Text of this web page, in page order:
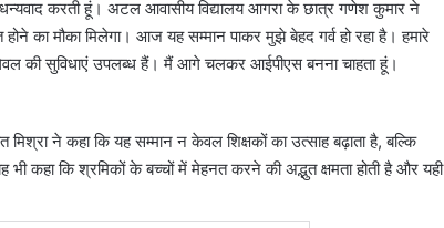
करती हूं। अटल आवासीय विद्यालय आगरा के छात्र गणेश कुमार ने
का मौका मिलेगा। आज यह सम्मान पाकर मुझे बेहद गर्व हो रहा है। हमारे
की सुविधाएं उपलब्ध हैं। मैं आगे चलकर आईपीएस बनना चाहता हूं।
ने कहा कि यह सम्मान न केवल शिक्षकों का उत्साह बढ़ाता है, बल्कि
भी कहा कि श्रमिकों के बच्चों में मेहनत करने की अद्भुत क्षमता होती है और यही